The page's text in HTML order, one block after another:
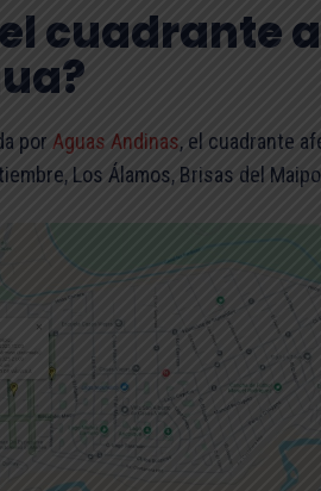
cuadrante
por Aguas Andinas, el cuadrante
Los Álamos, Brisas del